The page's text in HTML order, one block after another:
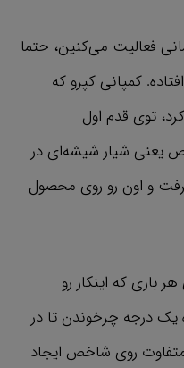
فعالیت می‌کنین، حتما
کمپانی کپرو که
توی قدم اول
یعنی شیار شیشه‌ای در
و اون رو روی محصول
باری که اینکار رو
یک درجه چرخوندن تا در
روی شاخص ایجاد